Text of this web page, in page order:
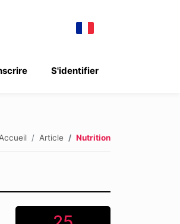
S'identifier
Accueil Article Nutrition